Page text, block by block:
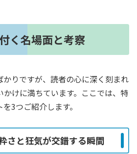
く名場面と考察
りですが、読者の心に深く刻まれ
かけに満ちています。ここでは、特
3つご紹介します。
さと狂気が交錯する瞬間